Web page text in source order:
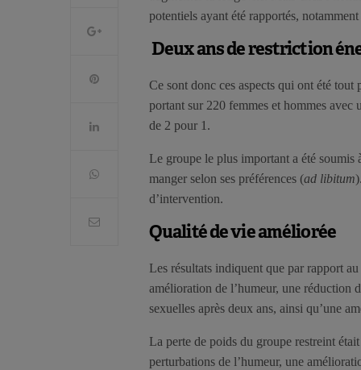
potentiels ayant été rapportés,
Deux ans de restriction
Ce sont donc ces aspects qui ont été
portant sur 220 femmes et hommes
de 2 pour 1.
Le groupe le plus important a été soumis
manger selon ses préférences (ad libitum
d’intervention.
Qualité de vie améliorée
Les résultats indiquent que par rapport
amélioration de l’humeur, une réduction
sexuelles après deux ans, ainsi qu’une
La perte de poids du groupe restreint
perturbations de l’humeur, une